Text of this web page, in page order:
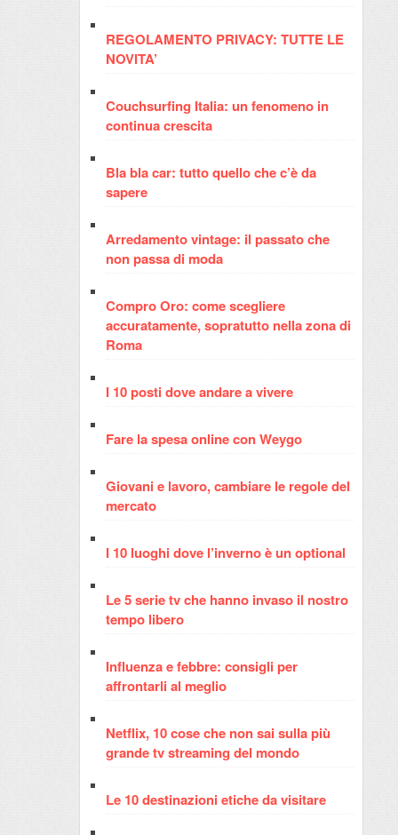
REGOLAMENTO PRIVACY: TUTTE LE
NOVITA’
Couchsurfing Italia: un fenomeno in
continua crescita
Bla bla car: tutto quello che c’è da
sapere
Arredamento vintage: il passato che
non passa di moda
Compro Oro: come scegliere
accuratamente, sopratutto nella zona di
Roma
I 10 posti dove andare a vivere
Fare la spesa online con Weygo
Giovani e lavoro, cambiare le regole del
mercato
I 10 luoghi dove l’inverno è un optional
Le 5 serie tv che hanno invaso il nostro
tempo libero
Influenza e febbre: consigli per
affrontarli al meglio
Netflix, 10 cose che non sai sulla più
grande tv streaming del mondo
Le 10 destinazioni etiche da visitare